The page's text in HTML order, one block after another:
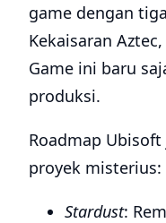
game dengan
Kekaisaran
Game ini baru
produksi.
Roadmap
proyek misterius:
Stardust: